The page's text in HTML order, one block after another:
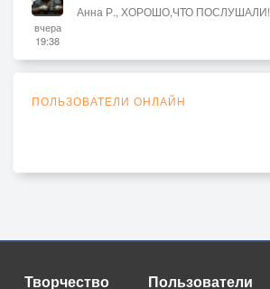
вчера
19:38
Анна Р., ХОРОШО,ЧТО ПОСЛУШАЛИ!
ПОЛЬЗОВАТЕЛИ ОНЛАЙН
Творчество Пользователи